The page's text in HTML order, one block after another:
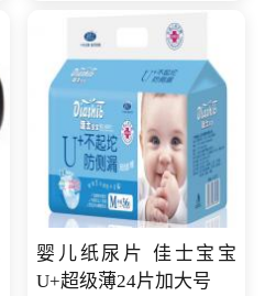
婴儿纸尿片 佳士宝宝
U+超级薄24片加大号